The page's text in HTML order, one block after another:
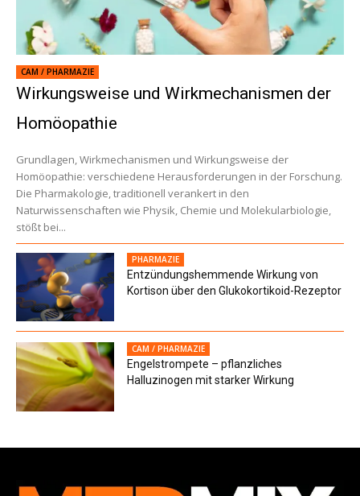
CAM / PHARMAZIE
Wirkungsweise und Wirkmechanismen der
Homöopathie
Grundlagen, Wirkmechanismen und Wirkungsweise der
Homöopathie: verschiedene Herausforderungen in der Forschung.
Die Pharmakologie, traditionell verankert in den
Naturwissenschaften wie Physik, Chemie und Molekularbiologie,
stößt bei...
PHARMAZIE
Entzündungshemmende Wirkung von
Kortison über den Glukokortikoid-Rezeptor
CAM / PHARMAZIE
Engelstrompete – pflanzliches
Halluzinogen mit starker Wirkung